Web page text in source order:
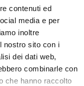
contenuti ed
media e per
inoltre
nostro sito con i
dei dati web,
combinarle con
che hanno raccolto